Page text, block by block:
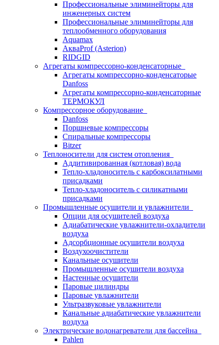
Профессиональные элиминейторы для
инженерных систем
Профессиональные элиминейторы для
теплообменного оборудования
Aquamax
АкваProf (Asterion)
RIDGID
Агрегаты компрессорно-конденсаторные
Агрегаты компрессорно-конденсаторые
Danfoss
Агрегаты компрессорно-конденсаторные
ТЕРМОКУЛ
Компрессорное оборудование
Danfoss
Поршневые компрессоры
Спиральные компрессоры
Bitzer
Теплоносители для систем отопления
Аддитивированная (котловая) вода
Тепло-хладоноситель с карбоксилатными
присадками
Тепло-хладоноситель с силикатными
присадками
Промышленные осушители и увлажнители
Опции для осушителей воздуха
Адиабатические увлажнители-охладители
воздуха
Адсорбционные осушители воздуха
Воздухоочистители
Канальные осушители
Промышленные осушители воздуха
Настенные осушители
Паровые цилиндры
Паровые увлажнители
Ультразвуковые увлажнители
Канальные адиабатические увлажнители
воздуха
Электрические водонагреватели для бассейна
Pahlen